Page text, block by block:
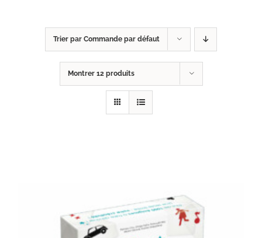
Trier par Commande par défaut
Montrer 12 produits